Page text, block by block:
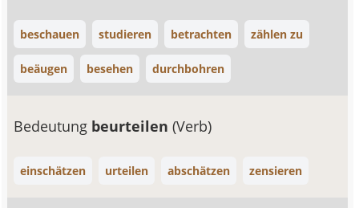
beschauen studieren betrachten zählen zu
beäugen besehen durchbohren
Bedeutung beurteilen(Verb)
einschätzen urteilen abschätzen zensieren